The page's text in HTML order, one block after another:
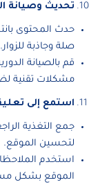
تحديث وصيانة
حدث المحتوى
صلة وجاذبة للزوار.
قم بالصيانة
مشكلات تقنية
استمع إلى
جمع التغذية
لتحسين الموقع.
استخدم
الموقع بشكل